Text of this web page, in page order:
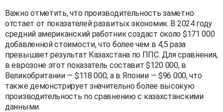
Важно отметить, что производительность заметно
отстает от показателей развитых экономик. В 2024 году
средний американский работник создаст около $171 000
добавленной стоимости, что более чем в 4,5 раза
превышает результат Казахстана по ППС. Для сравнения,
в еврозоне этот показатель составит $120 000, в
Великобритании — $118 000, а в Японии — $96 000, что
также демонстрирует значительно более высокую
производительность по сравнению с казахстанскими
данными.